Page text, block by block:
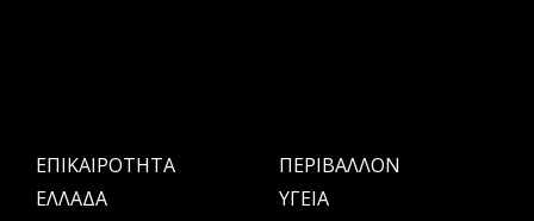
ΕΠΙΚΑΙΡΟΤΗΤΑ
ΕΛΛΑΔΑ
ΠΕΡΙΒΑΛΛΟΝ
ΥΓΕΙΑ